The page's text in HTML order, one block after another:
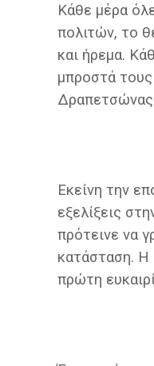
Κάθε μέρα
πολιτών, το
και ήρεμα.
μπροστά
Δραπετσώνας
Εκείνη την
εξελίξεις
πρότεινε να
κατάσταση. Η
πρώτη